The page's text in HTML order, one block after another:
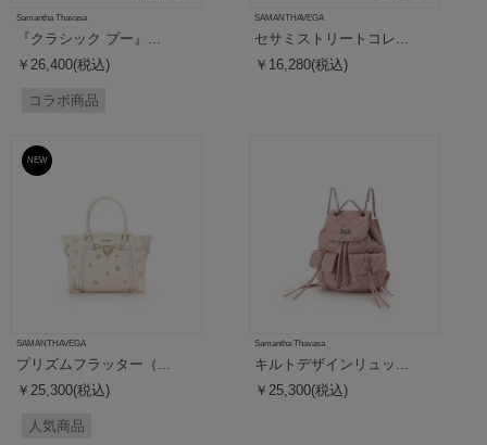
Samantha Thavasa
『クラシック プー』...
￥26,400(税込)
コラボ商品
SAMANTHAVEGA
セサミストリートコレ...
￥16,280(税込)
NEW
SAMANTHAVEGA
プリズムフラッター（...
￥25,300(税込)
人気商品
Samantha Thavasa
キルトデザインリュッ...
￥25,300(税込)